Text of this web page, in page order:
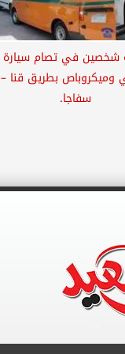
شخصين في تصام سيارة
وميكروباص بطريق قنا –
سفاجا.